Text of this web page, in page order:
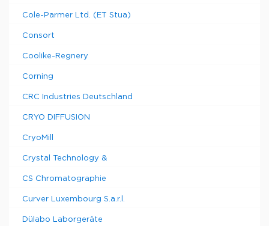
Cole-Parmer Ltd. (ET Stua)
Consort
Coolike-Regnery
Corning
CRC Industries Deutschland
CRYO DIFFUSION
CryoMill
Crystal Technology &
CS Chromatographie
Curver Luxembourg S.a.r.l.
Dülabo Laborgeräte